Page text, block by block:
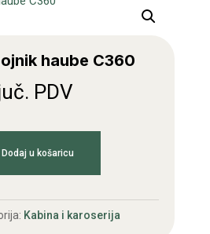
haube C360
PDV
Dodaj u košaricu
Kabina i karoserija